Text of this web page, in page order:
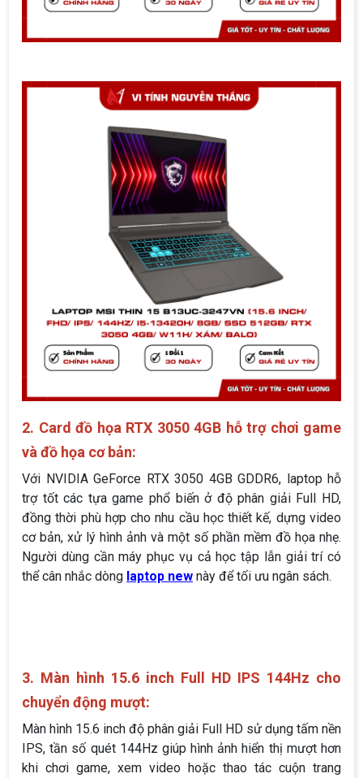
2. Card đồ họa RTX 3050 4GB hỗ trợ chơi game
và đồ họa cơ bản:
Với NVIDIA GeForce RTX 3050 4GB GDDR6, laptop hỗ
trợ tốt các tựa game phổ biến ở độ phân giải Full HD,
đồng thời phù hợp cho nhu cầu học thiết kế, dựng video
cơ bản, xử lý hình ảnh và một số phần mềm đồ họa nhẹ.
Người dùng cần máy phục vụ cả học tập lẫn giải trí có
thể cân nhắc dòng laptop new này để tối ưu ngân sách.
3. Màn hình 15.6 inch Full HD IPS 144Hz cho
chuyển động mượt:
Màn hình 15.6 inch độ phân giải Full HD sử dụng tấm nền
IPS, tần số quét 144Hz giúp hình ảnh hiển thị mượt hơn
khi chơi game, xem video hoặc thao tác cuộn trang